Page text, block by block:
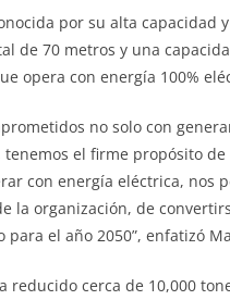
por su alta
de 70 metros y una
opera con energía 100%
no solo con
el firme propósito
con energía eléctrica,
la organización, de
para el año 2050”, enfatizó
reducido cerca de 10,000